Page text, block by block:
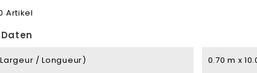
Artikel
/ Longueur) 0.70 m x